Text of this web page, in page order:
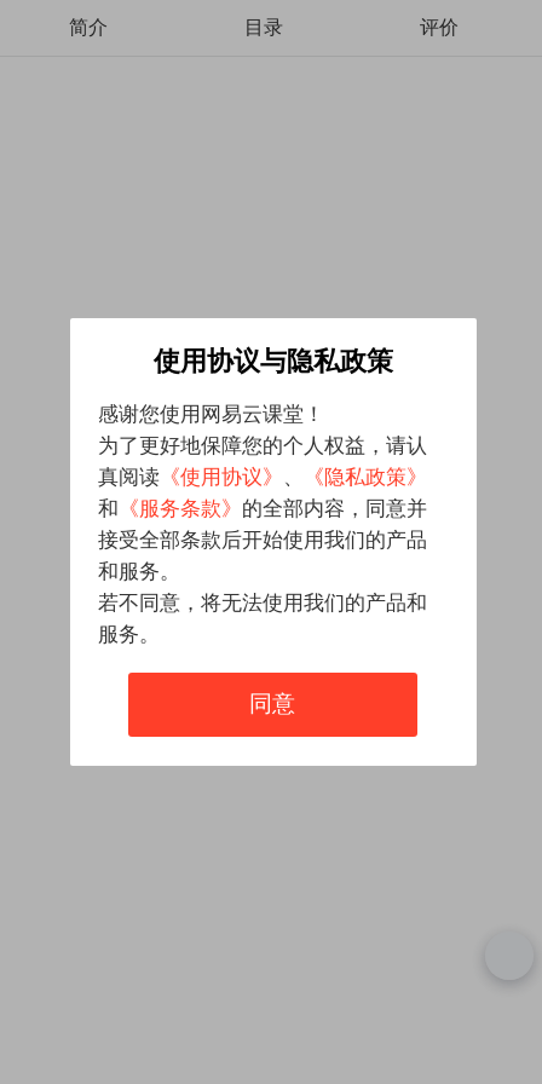
简介 目录 评价
使用协议与隐私政策
感谢您使用网易云课堂！
为了更好地保障您的个人权益，请认
真阅读 《使用协议》 、
《隐私政策》
和 《服务条款》 的全部内容，同意并
接受全部条款后开始使用我们的产品
和服务。
若不同意，将无法使用我们的产品和
服务。
同意